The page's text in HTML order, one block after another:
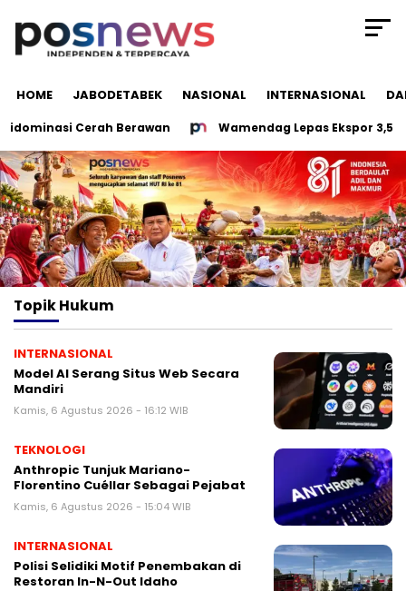
HOME JABODETABEK NASIONAL INTERNASIONAL
Cerah Berawan Wamendag Lepas Ekspor 3,5
TopikHukum
INTERNASIONAL
Model AI Serang Situs Web Secara
Mandiri
Kamis, 6 Agustus 2026 - 16:12 WIB
TEKNOLOGI
Anthropic Tunjuk Mariano-
Florentino Cuéllar Sebagai Pejabat
Kamis, 6 Agustus 2026 - 15:04 WIB
INTERNASIONAL
Polisi Selidiki Motif Penembakan di
Restoran In-N-Out Idaho